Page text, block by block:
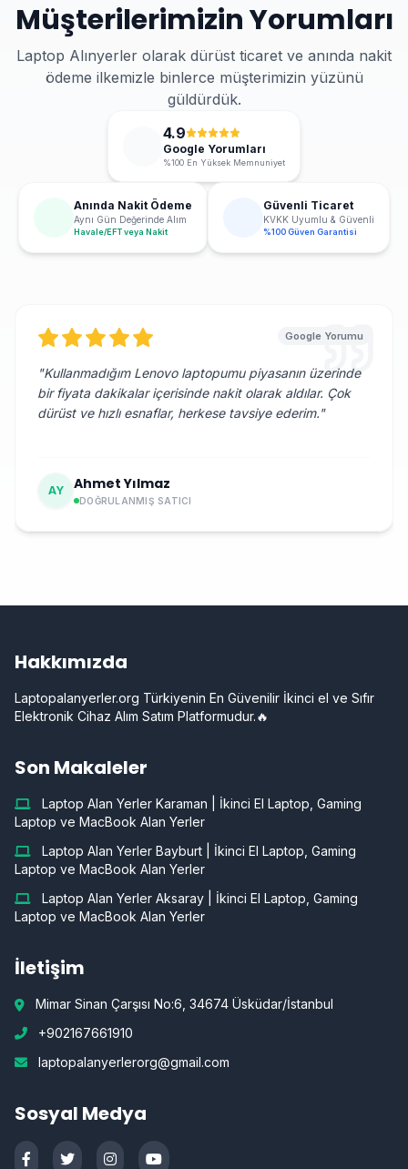
Müşterilerimizin Yorumları
Laptop Alınyerler olarak dürüst ticaret ve anında nakit
ödeme ilkemizle binlerce müşterimizin yüzünü
güldürdük.
4.9
Google Yorumları
%100 En Yüksek Memnuniyet
Anında Nakit Ödeme
Aynı Gün Değerinde Alım
Havale/EFT veya Nakit
Güvenli Ticaret
KVKK Uyumlu & Güvenli
%100 Güven Garantisi
Google Yorumu
"Kullanmadığım Lenovo laptopumu piyasanın üzerinde
bir fiyata dakikalar içerisinde nakit olarak aldılar. Çok
dürüst ve hızlı esnaflar, herkese tavsiye ederim."
AY Ahmet Yılmaz
DOĞRULANMIŞ SATICI
Hakkımızda
Laptopalanyerler.org Türkiyenin En Güvenilir İkinci el ve Sıfır
Elektronik Cihaz Alım Satım Platformudur.🔥
Son Makaleler
Laptop Alan Yerler Karaman | İkinci El Laptop, Gaming
Laptop ve MacBook Alan Yerler
Laptop Alan Yerler Bayburt | İkinci El Laptop, Gaming
Laptop ve MacBook Alan Yerler
Laptop Alan Yerler Aksaray | İkinci El Laptop, Gaming
Laptop ve MacBook Alan Yerler
İletişim
Mimar Sinan Çarşısı No:6, 34674 Üsküdar/İstanbul
+902167661910
laptopalanyerlerorg@gmail.com
Sosyal Medya